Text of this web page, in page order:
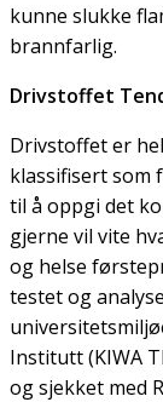
kunne slukke
brannfarlig.
Drivstoffet
Drivstoffet er
klassifisert som
til å oppgi det
gjerne vil vite
og helse
testet og
Institutt (KIWA
og sjekket med